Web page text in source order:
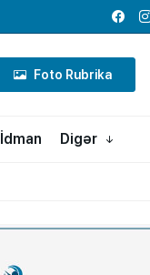
Foto Rubrika
İdman Digər